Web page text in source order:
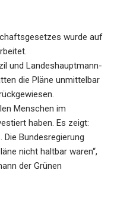
wurde auf
und Landeshauptmann-
die Pläne unmittelbar
Menschen im
haben. Es zeigt:
Bundesregierung
nicht haltbar waren“,
der Grünen